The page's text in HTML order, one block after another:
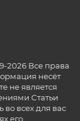
2026 Все права
несёт
не является
Статьи
во всех для вас
его